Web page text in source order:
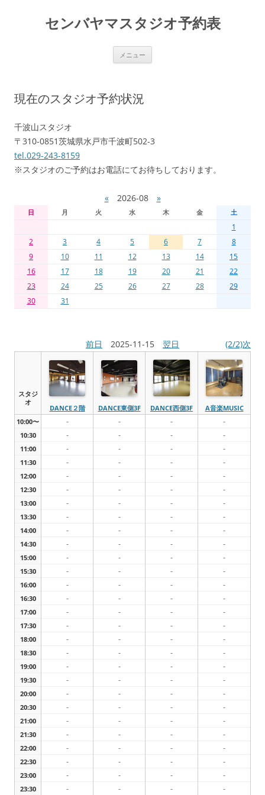
センバヤマスタジオ予約表
メニュー
現在のスタジオ予約状況
千波山スタジオ
〒310-0851茨城県水戸市千波町502-3
tel.029-243-8159
※スタジオのご予約はお電話にてお待ちしております。
« 2026-08 »
日 月 火 水 木 金 土
1
2
3 4 5 6 7
8
9
10 11 12 13 14
15
16
17 18 19 20 21
22
23
24 25 26 27 28
29
30
31
前日 2025-11-15 翌日 (2/2)次
スタジ
オ
DANCE２階 DANCE東側3F DANCE西側3F
A音楽MUSIC
10:00〜
- - - -
10:30 - - - -
11:00 - - - -
11:30 - - - -
12:00 - - - -
12:30 - - - -
13:00 - - - -
13:30 - - - -
14:00 - - - -
14:30 - - - -
15:00 - - - -
15:30 - - - -
16:00 - - - -
16:30 - - - -
17:00 - - - -
17:30 - - - -
18:00 - - - -
18:30 - - - -
19:00 - - - -
19:30 - - - -
20:00 - - - -
20:30 - - - -
21:00 - - - -
21:30 - - - -
22:00 - - - -
22:30 - - - -
23:00 - - - -
23:30 - - - -